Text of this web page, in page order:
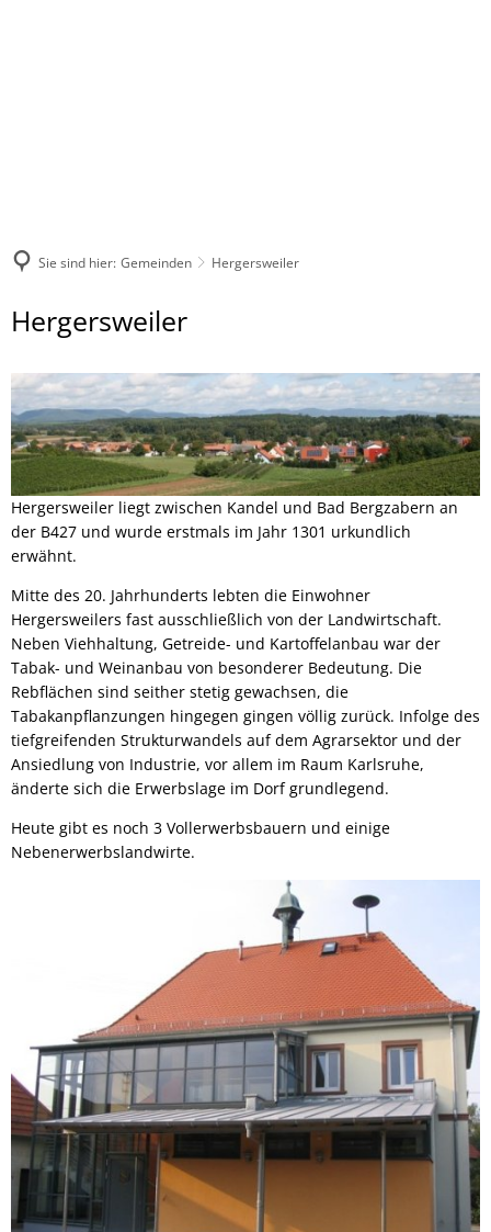
Sie sind hier: Gemeinden Hergersweiler
Hergersweiler
Hergersweiler
Hergersweiler liegt zwischen Kandel und Bad Bergzabern an
der B427 und wurde erstmals im Jahr 1301 urkundlich
erwähnt.
Mitte des 20. Jahrhunderts lebten die Einwohner
Hergersweilers fast ausschließlich von der Landwirtschaft.
Neben Viehhaltung, Getreide- und Kartoffelanbau war der
Tabak- und Weinanbau von besonderer Bedeutung. Die
Rebflächen sind seither stetig gewachsen, die
Tabakanpflanzungen hingegen gingen völlig zurück. Infolge des
tiefgreifenden Strukturwandels auf dem Agrarsektor und der
Ansiedlung von Industrie, vor allem im Raum Karlsruhe,
änderte sich die Erwerbslage im Dorf grundlegend.
Heute gibt es noch 3 Vollerwerbsbauern und einige
Nebenerwerbslandwirte.